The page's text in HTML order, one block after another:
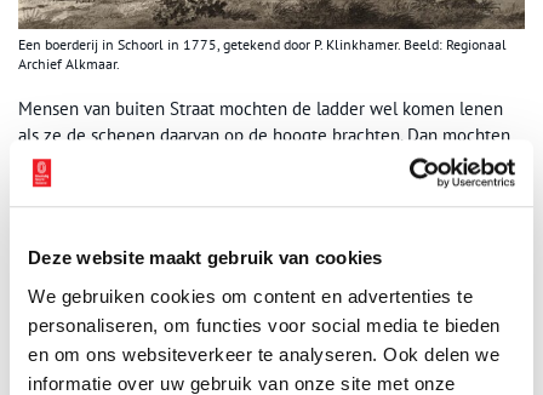
Deze website maakt gebruik van cookies
We gebruiken cookies om content en advertenties te
personaliseren, om functies voor social media te bieden
en om ons websiteverkeer te analyseren. Ook delen we
informatie over uw gebruik van onze site met onze
Een boerderij in Schoorl in 1775, getekend door P. Klinkhamer. Beeld: Regionaal
Archief Alkmaar.
Mensen van buiten Straat mochten de ladder wel komen lenen
als ze de schepen daarvan op de hoogte brachten. Dan mochten
ze de ladder gebruiken zo lang ze hem nodig hadden, maar
daarvoor moesten ze wel twee stuivers per dag betalen. En als de